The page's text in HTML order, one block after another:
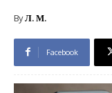
ByЛ. М.
Facebook